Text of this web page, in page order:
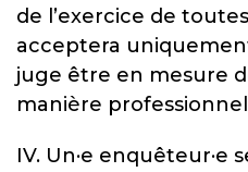
de l’exercice de
acceptera
juge être en mesure
manière
IV. Un·e enquêteur·e